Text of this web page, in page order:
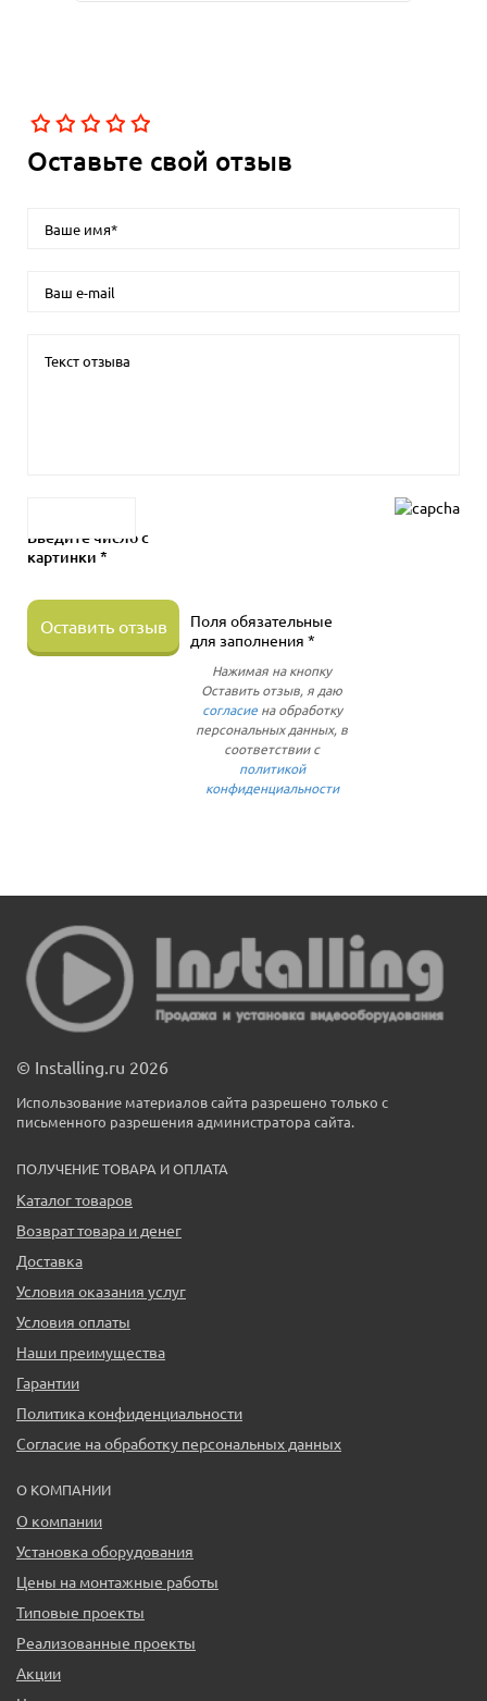
Оставьте свой отзыв
Введите число с
картинки *
Оставить отзыв
Поля обязательные
для заполнения *
Нажимая на кнопку
Оставить отзыв, я даю
согласиена обработку
персональных данных, в
соответствии с
политикой
конфиденциальности
© Installing.ru 2026
Использование материалов сайта разрешено только с
письменного разрешения администратора сайта.
ПОЛУЧЕНИЕ ТОВАРА И ОПЛАТА
Каталог товаров
Возврат товара и денег
Доставка
Условия оказания услуг
Условия оплаты
Наши преимущества
Гарантии
Политика конфиденциальности
Согласие на обработку персональных данных
О КОМПАНИИ
О компании
Установка оборудования
Цены на монтажные работы
Типовые проекты
Реализованные проекты
Акции